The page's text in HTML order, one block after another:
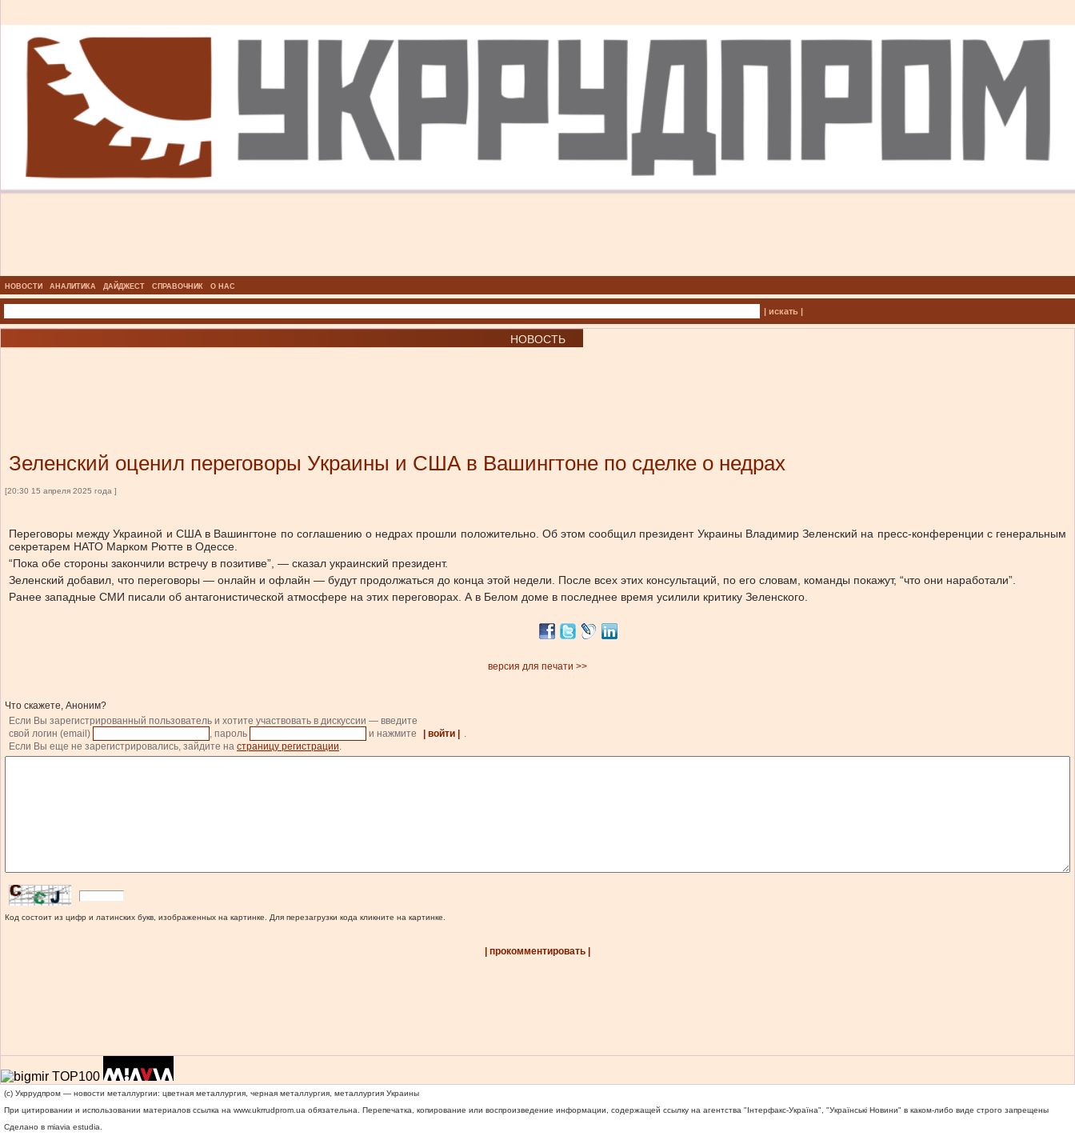
НОВОСТИ АНАЛИТИКА ДАЙДЖЕСТ СПРАВОЧНИК О НАС
| искать |
НОВОСТЬ
Зеленский оценил переговоры Украины и США в Вашингтоне по сделке о недрах
[20:30 15 апреля 2025 года ]
Переговоры между Украиной и США в Вашингтоне по соглашению о недрах прошли положительно. Об этом сообщил президент Украины Владимир Зеленский на пресс-конференции с генеральным
секретарем НАТО Марком Рютте в Одессе.
“Пока обе стороны закончили встречу в позитиве”, — сказал украинский президент.
Зеленский добавил, что переговоры — онлайн и офлайн — будут продолжаться до конца этой недели. После всех этих консультаций, по его словам, команды покажут, “что они наработали”.
Ранее западные СМИ писали об антагонистической атмосфере на этих переговорах. А в Белом доме в последнее время усилили критику Зеленского.
версия для печати >>
Что скажете, Аноним?
Если Вы зарегистрированный пользователь и хотите участвовать в дискуссии — введите
свой логин (email)
, пароль и нажмите | войти |
.
Если Вы еще не зарегистрировались, зайдите на страницу регистрации.
Код состоит из цифр и латинских букв, изображенных на картинке. Для перезагрузки кода кликните на картинке.
| прокомментировать |
(c) Укррудпром — новости металлургии: цветная металлургия, черная металлургия, металлургия Украины
При цитировании и использовании материалов ссылка на www.ukrrudprom.ua обязательна. Перепечатка, копирование или воспроизведение информации, содержащей ссылку на агентства "Iнтерфакс-Україна", "Українськi Новини" в каком-либо виде строго запрещены
Сделано в miavia estudia.